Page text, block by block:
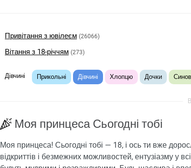
Привітання з ювілеєм (26066)
Вітання з 18-річчям (273)
Дівчині Прикольні Дівчині Хлопцю Дочки
Моя принцеса Сьогодні тобі
Моя принцеса! Сьогодні тобі — 18, і ось ти вже
відкриттів і безмежних можливостей, ентузіазму у